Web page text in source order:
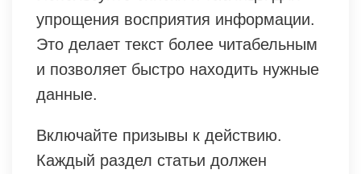
упрощения восприятия информации.
Это делает текст более читабельным
и позволяет быстро находить нужные
данные.
Включайте призывы к действию.
Каждый раздел статьи должен